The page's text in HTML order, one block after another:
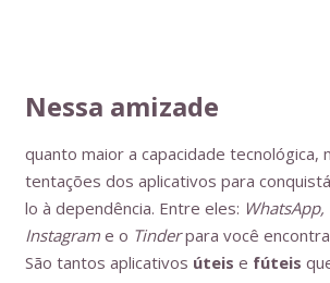
Nessa amizade
quanto maior a capacidade tecnológica,
tentações dos aplicativos para
lo à dependência. Entre eles: WhatsApp,
Instagrame o Tinderpara você
São tantos aplicativos úteis e fúteis